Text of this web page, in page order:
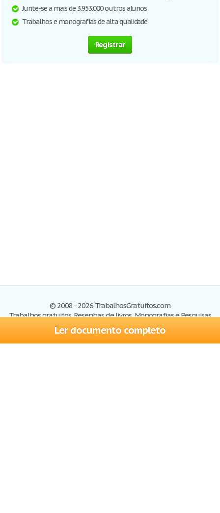
Ler documento completo
Junte-se a mais de 3.953.000 outros alunos
Trabalhos e monografias de alta qualidade
Registrar
© 2008–2026 TrabalhosGratuitos.com
Trabalhos gratuitos, Resenhas de livros, Monografias e Pesquisas